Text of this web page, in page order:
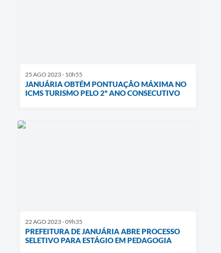
25 AGO 2023 - 10h55
JANUÁRIA OBTÉM PONTUAÇÃO MÁXIMA NO
ICMS TURISMO PELO 2º ANO CONSECUTIVO
22 AGO 2023 - 09h35
PREFEITURA DE JANUÁRIA ABRE PROCESSO
SELETIVO PARA ESTÁGIO EM PEDAGOGIA